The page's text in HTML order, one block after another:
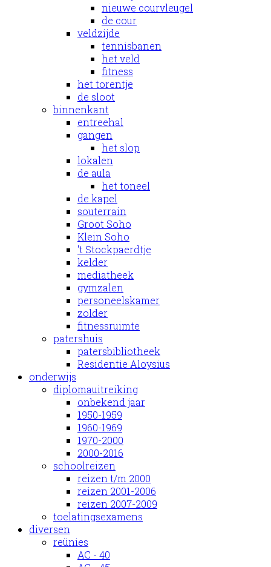
nieuwe courvleugel
de cour
veldzijde
tennisbanen
het veld
fitness
het torentje
de sloot
binnenkant
entreehal
gangen
het slop
lokalen
de aula
het toneel
de kapel
souterrain
Groot Soho
Klein Soho
't Stockpaerdtje
kelder
mediatheek
gymzalen
personeelskamer
zolder
fitnessruimte
patershuis
patersbibliotheek
Residentie Aloysius
onderwijs
diplomauitreiking
onbekend jaar
1950-1959
1960-1969
1970-2000
2000-2016
schoolreizen
reizen t/m 2000
reizen 2001-2006
reizen 2007-2009
toelatingsexamens
diversen
reünies
AC - 40